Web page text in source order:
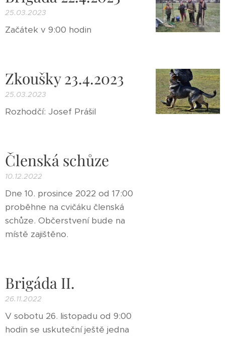
25.03.2023
Začátek v 9:00 hodin
Zkoušky 23.4.2023
25.03.2023
Rozhodčí: Josef Prášil
Členská schůze
10.12.2022
Dne 10. prosince 2022 od 17:00
proběhne na cvičáku členská
schůze. Občerstvení bude na
místě zajištěno.
Brigáda II.
26.11.2022
V sobotu 26. listopadu od 9:00
hodin se uskuteční ještě jedna